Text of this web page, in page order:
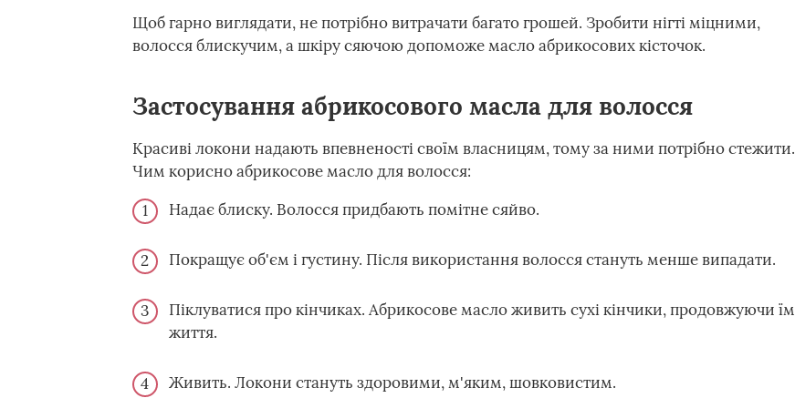
Щоб гарно виглядати, не потрібно витрачати багато грошей. Зробити нігті міцними,
волосся блискучим, а шкіру сяючою допоможе масло абрикосових кісточок.
Застосування абрикосового масла для волосся
Красиві локони надають впевненості своїм власницям, тому за ними потрібно стежити.
Чим корисно абрикосове масло для волосся:
Надає блиску. Волосся придбають помітне сяйво.
Покращує об'єм і густину. Після використання волосся стануть менше випадати.
Піклуватися про кінчиках. Абрикосове масло живить сухі кінчики, продовжуючи їм
життя.
Живить. Локони стануть здоровими, м'яким, шовковистим.